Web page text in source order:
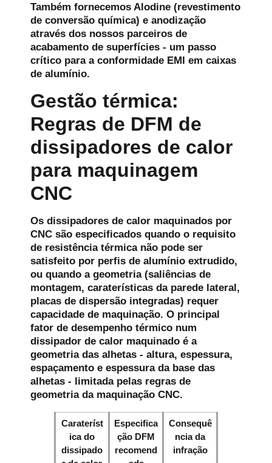
Também fornecemos Alodine (revestimento
de conversão química) e anodização
através dos nossos parceiros de
acabamento de superfícies - um passo
crítico para a conformidade EMI em caixas
de alumínio.
Gestão térmica:
Regras de DFM de
dissipadores de calor
para maquinagem
CNC
Os dissipadores de calor maquinados por
CNC são especificados quando o requisito
de resistência térmica não pode ser
satisfeito por perfis de alumínio extrudido,
ou quando a geometria (saliências de
montagem, caraterísticas da parede lateral,
placas de dispersão integradas) requer
capacidade de maquinação. O principal
fator de desempenho térmico num
dissipador de calor maquinado é a
geometria das alhetas - altura, espessura,
espaçamento e espessura da base das
alhetas - limitada pelas regras de
geometria da maquinação CNC.
Carateríst
ica do
dissipado
Especifica
ção DFM
recomend
Consequê
ncia da
infração